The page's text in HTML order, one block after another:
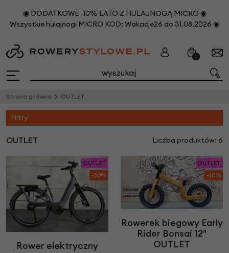
◉ DODATKOWE -10% LATO Z HULAJNOGĄ MICRO ◉
Wszystkie hulajnogi MICRO KOD: Wakacje26 do 31.08.2026 ◉
0
Strona główna OUTLET
Filtry
OUTLET Liczba produktów: 6
OUTLET
-30%
Rower elektryczny
OUTLET
-40%
Rowerek biegowy Early
Rider Bonsai 12"
OUTLET